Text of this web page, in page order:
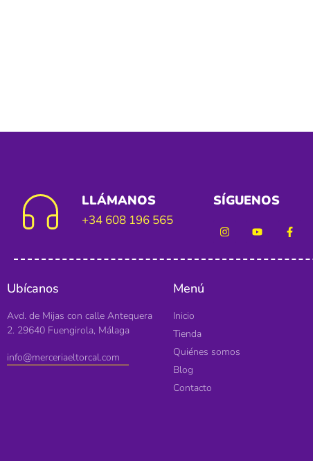
LLÁMANOS
+34 608 196 565
SÍGUENOS
Ubícanos
Avd. de Mijas con calle Antequera
2. 29640 Fuengirola, Málaga
info@merceriaeltorcal.com
Menú
Inicio
Tienda
Quiénes somos
Blog
Contacto